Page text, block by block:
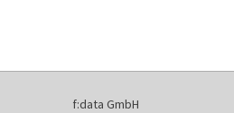
f:data GmbH